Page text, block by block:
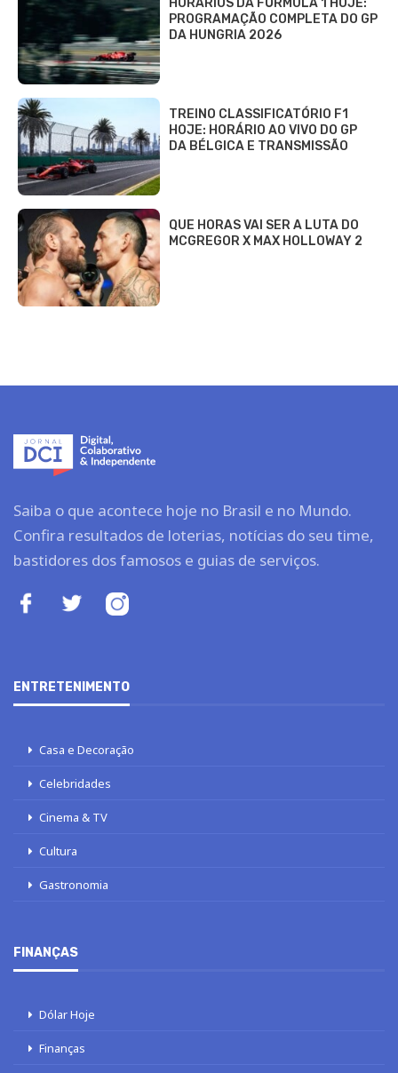
PROGRAMAÇÃO COMPLETA DO GP
DA HUNGRIA 2026
TREINO CLASSIFICATÓRIO F1
HOJE: HORÁRIO AO VIVO DO GP
DA BÉLGICA E TRANSMISSÃO
QUE HORAS VAI SER A LUTA DO
MCGREGOR X MAX HOLLOWAY 2
Saiba o que acontece hoje no Brasil e no Mundo.
Confira resultados de loterias, notícias do seu time,
bastidores dos famosos e guias de serviços.
ENTRETENIMENTO
Casa e Decoração
Celebridades
Cinema & TV
Cultura
Gastronomia
FINANÇAS
Dólar Hoje
Finanças